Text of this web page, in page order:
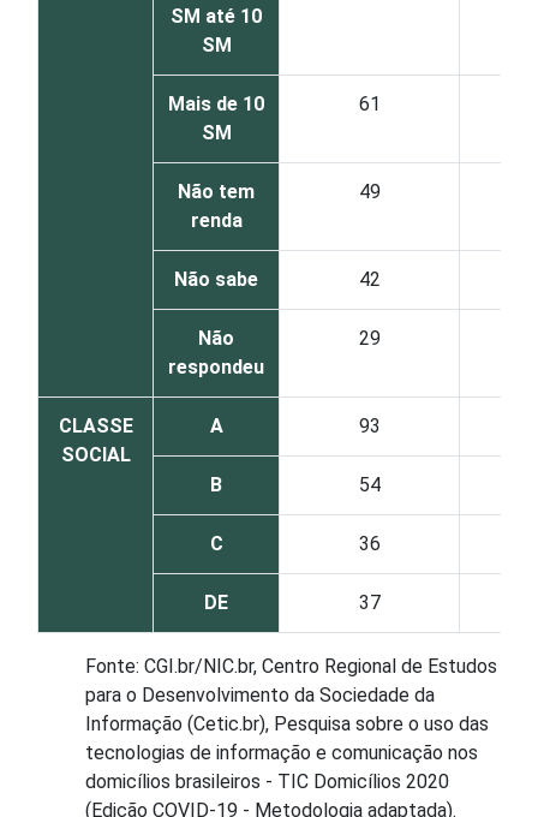
SM até 10
SM
Mais de 10
SM
61
Não tem
renda
49
Não sabe 42
Não
respondeu
29
CLASSE
SOCIAL
A 93
B 54
C 36
DE 37
Fonte: CGI.br/NIC.br, Centro Regional de Estudos
para o Desenvolvimento da Sociedade da
Informação (Cetic.br), Pesquisa sobre o uso das
tecnologias de informação e comunicação nos
domicílios brasileiros - TIC Domicílios 2020
(Edição COVID-19 - Metodologia adaptada).